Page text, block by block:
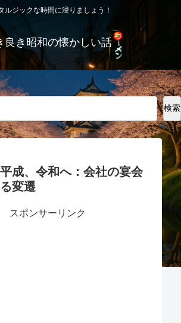
ルジックな時間に浸りましょう！
良き昭和の懐かしい話
検索
成、令和へ：会社の宴会
変遷
スポンサーリンク